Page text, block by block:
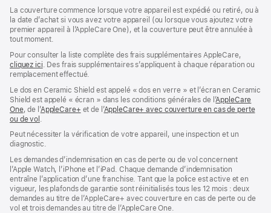
La couverture commence lorsque votre appareil est expédié ou retiré, ou à
la date d’achat si vous avez votre appareil (ou lorsque vous ajoutez votre
premier appareil à l’AppleCare One), et la couverture peut être annulée à
tout moment.
Pour consulter la liste complète des frais supplémentaires AppleCare,
cliquez ici(s’ouvre
dans
nouvelle
fenêtre)
. Des frais supplémentaires s’appliquent à chaque réparation ou
remplacement effectué.
Le dos en Ceramic Shield est appelé « dos en verre » et l’écran en Ceramic
Shield est appelé « écran » dans les conditions générales de l’AppleCare
One(s’ouvre
dans
nouvelle
fenêtre)
, de l’AppleCare+ (s’ouvre
nouvelle
et de l’AppleCare+ avec couverture en cas de perte
ou de vol
une
nouvelle
fenêtre)
Peut nécessiter la vérification de votre appareil, une inspection et un
diagnostic.
Les demandes d’indemnisation en cas de perte ou de vol concernent
l’Apple Watch, l’iPhone et l’iPad. Chaque demande d’indemnisation
entraîne l’application d’une franchise. Tant que la police est active et en
vigueur, les plafonds de garantie sont réinitialisés tous les 12 mois : deux
demandes au titre de l’AppleCare+ avec couverture en cas de perte ou de
vol et trois demandes au titre de l’AppleCare One.